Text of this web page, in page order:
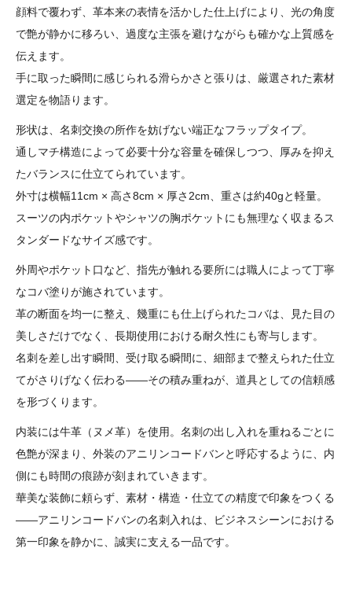
顔料で覆わず、革本来の表情を活かした仕上げにより、光の角度
で艶が静かに移ろい、過度な主張を避けながらも確かな上質感を
伝えます。
手に取った瞬間に感じられる滑らかさと張りは、厳選された素材
選定を物語ります。
形状は、名刺交換の所作を妨げない端正なフラップタイプ。
通しマチ構造によって必要十分な容量を確保しつつ、厚みを抑え
たバランスに仕立てられています。
外寸は横幅11cm × 高さ8cm × 厚さ2cm、重さは約40gと軽量。
スーツの内ポケットやシャツの胸ポケットにも無理なく収まるス
タンダードなサイズ感です。
外周やポケット口など、指先が触れる要所には職人によって丁寧
なコバ塗りが施されています。
革の断面を均一に整え、幾重にも仕上げられたコバは、見た目の
美しさだけでなく、長期使用における耐久性にも寄与します。
名刺を差し出す瞬間、受け取る瞬間に、細部まで整えられた仕立
てがさりげなく伝わる――その積み重ねが、道具としての信頼感
を形づくります。
内装には牛革（ヌメ革）を使用。名刺の出し入れを重ねるごとに
色艶が深まり、外装のアニリンコードバンと呼応するように、内
側にも時間の痕跡が刻まれていきます。
華美な装飾に頼らず、素材・構造・仕立ての精度で印象をつくる
――アニリンコードバンの名刺入れは、ビジネスシーンにおける
第一印象を静かに、誠実に支える一品です。